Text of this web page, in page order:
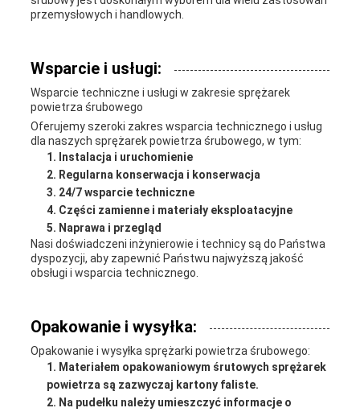
przemysłowych i handlowych.
Wsparcie i usługi:
Wsparcie techniczne i usługi w zakresie sprężarek
powietrza śrubowego
Oferujemy szeroki zakres wsparcia technicznego i usług
dla naszych sprężarek powietrza śrubowego, w tym:
Instalacja i uruchomienie
Regularna konserwacja i konserwacja
24/7 wsparcie techniczne
Części zamienne i materiały eksploatacyjne
Naprawa i przegląd
Nasi doświadczeni inżynierowie i technicy są do Państwa
dyspozycji, aby zapewnić Państwu najwyższą jakość
obsługi i wsparcia technicznego.
Opakowanie i wysyłka:
Opakowanie i wysyłka sprężarki powietrza śrubowego:
Materiałem opakowaniowym śrutowych sprężarek
powietrza są zazwyczaj kartony faliste.
Na pudełku należy umieszczyć informacje o